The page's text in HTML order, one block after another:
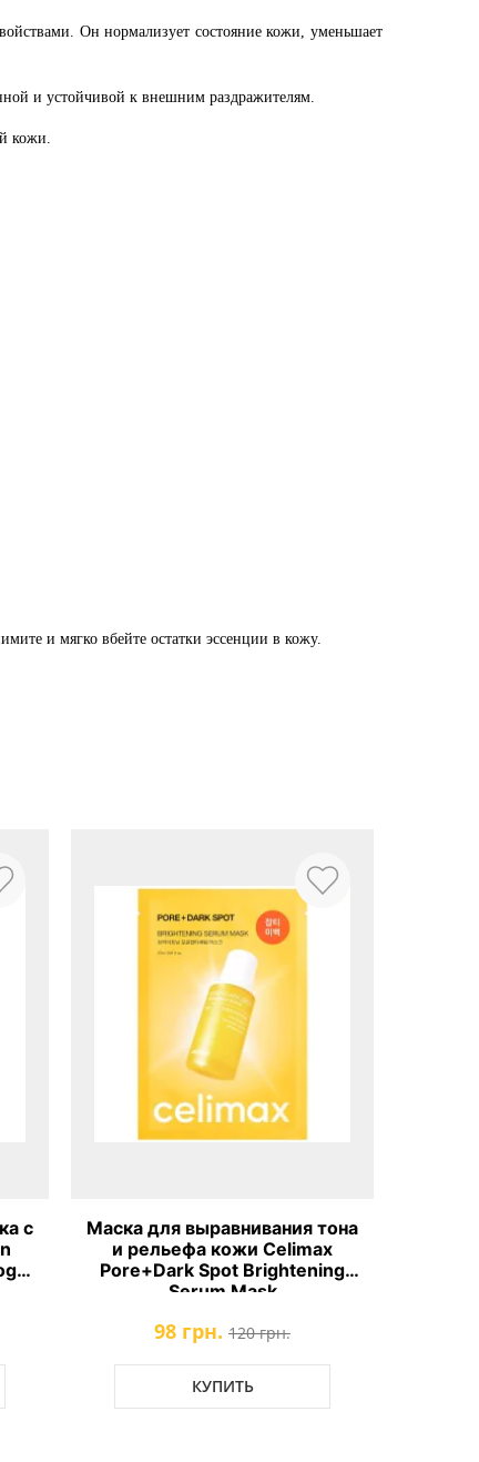
Он нормализует состояние кожи, уменьшает
и устойчивой к внешним раздражителям.
кожи.
и мягко вбейте остатки эссенции в кожу.
с
Маска для выравнивания тона
и рельефа кожи Celimax
Pore+Dark Spot Brightening
Serum Mask
98 грн. 120 грн.
КУПИТЬ